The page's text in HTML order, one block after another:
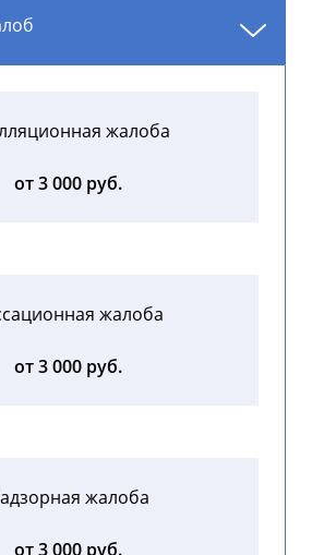
жалоба
от 3 000 руб.
жалоба
от 3 000 руб.
жалоба
от 3 000 руб.